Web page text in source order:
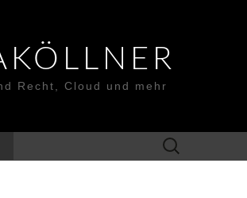
Recht, Cloud und mehr
Suchen
nach: